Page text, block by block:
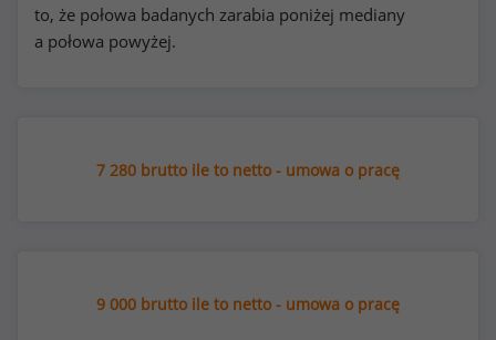
to, że połowa badanych zarabia poniżej mediany
a połowa powyżej.
7 280 brutto ile to netto - umowa o pracę
9 000 brutto ile to netto - umowa o pracę